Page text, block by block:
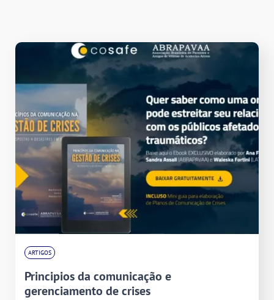
ARTIGOS
Principios da comunicação e
gerenciamento de crises